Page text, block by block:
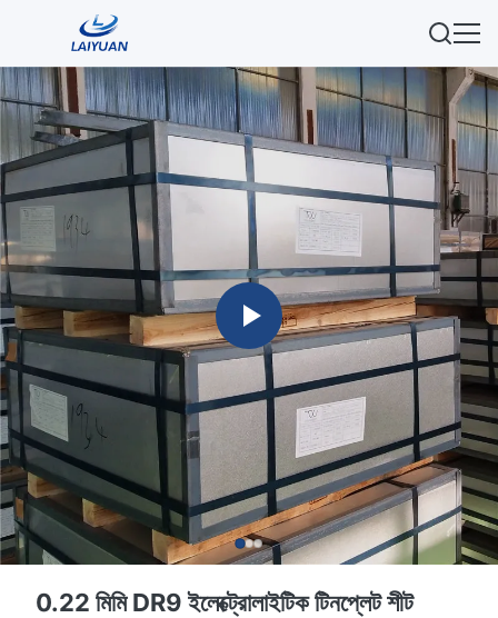
0.22 মিমি DR9 ইলেক্ট্রোলাইটিক টিনপ্লেট শীট